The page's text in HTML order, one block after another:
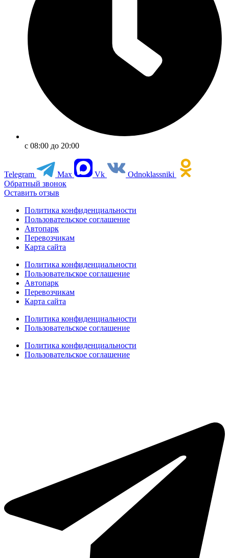
с 08:00 до 20:00
Telegram Max Vk
Odnoklassniki
Обратный звонок
Оставить отзыв
Политика конфиденциальности
Пользовательское соглашение
Автопарк
Перевозчикам
Карта сайта
Политика конфиденциальности
Пользовательское соглашение
Автопарк
Перевозчикам
Карта сайта
Политика конфиденциальности
Пользовательское соглашение
Политика конфиденциальности
Пользовательское соглашение